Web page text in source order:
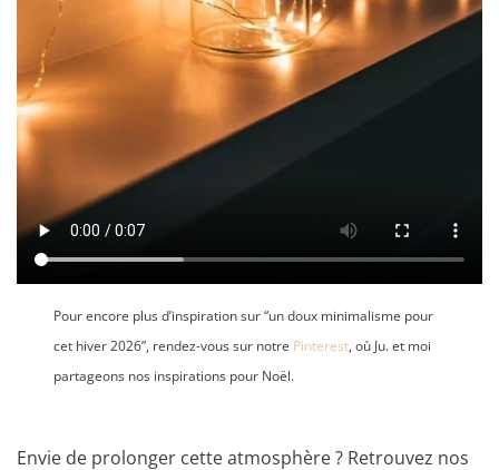
Pour encore plus d’inspiration sur “un doux minimalisme pour
cet hiver 2026”, rendez-vous sur notre Pinterest, où Ju. et moi
partageons nos inspirations pour Noël.
Envie de prolonger cette atmosphère ? Retrouvez nos